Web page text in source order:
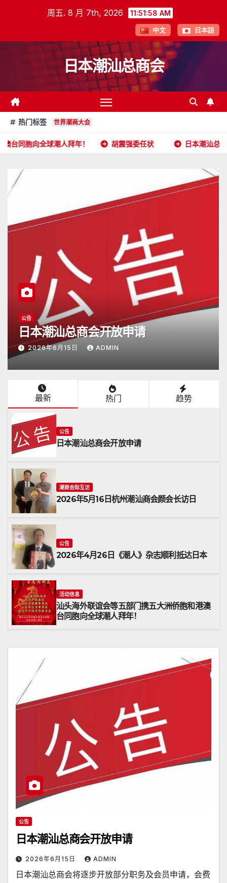
周五. 8 月 7th, 2026 11:51:59 AM
中文 日本語
日本潮汕总商会
热门标签 世界潮商大会
人拜年！ 胡震强委任状 日本潮汕总商会开放申请
潮商会际互访
2026年5月16日杭州潮汕商会颜会长
访日
2026年5月17日 ADMIN
最新 热门 趋势
公告
日本潮汕总商会开放申请
潮商会际互访
2026年5月16日杭州潮汕商会颜会长访日
公告
2026年4月26日《潮人》杂志顺利抵达日本
活动信息
汕头海外联谊会等五部门携五大洲侨胞和港澳
台同胞向全球潮人拜年！
公告
日本潮汕总商会开放申请
2026年6月15日 ADMIN
日本潮汕总商会将逐步开放部分职务及会员申请，会费